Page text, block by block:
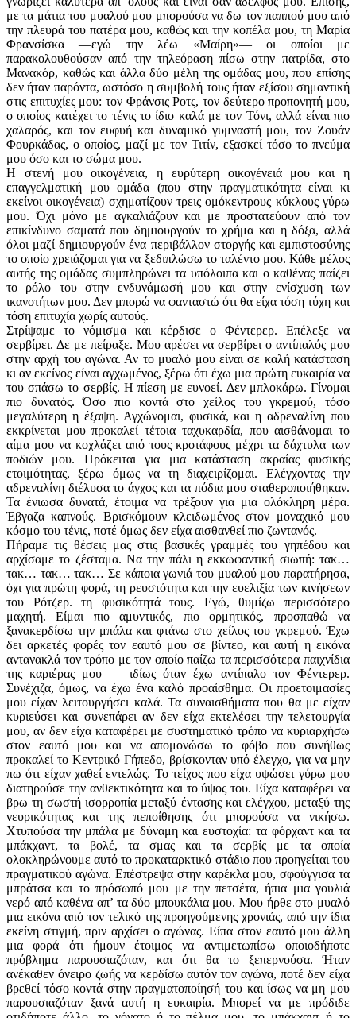
με τα μάτια του μυαλού μου μπορούσα να δω τον παππού μου από
την πλευρά του πατέρα μου, καθώς και την κοπέλα μου, τη Μαρία
Φρανσίσκα —εγώ την λέω «Μαίρη»— οι οποίοι με
παρακολουθούσαν από την τηλεόραση πίσω στην πατρίδα, στο
Μανακόρ, καθώς και άλλα δύο μέλη της ομάδας μου, που επίσης
δεν ήταν παρόντα, ωστόσο η συμβολή τους ήταν εξίσου σημαντική
στις επιτυχίες μου: τον Φράνσις Ροτς, τον δεύτερο προπονητή μου,
ο οποίος κατέχει το τένις το ίδιο καλά με τον Τόνι, αλλά είναι πιο
χαλαρός, και τον ευφυή και δυναμικό γυμναστή μου, τον Ζουάν
Φουρκάδας, ο οποίος, μαζί με τον Τιτίν, εξασκεί τόσο το πνεύμα
μου όσο και το σώμα μου.
Η στενή μου οικογένεια, η ευρύτερη οικογένειά μου και η
επαγγελματική μου ομάδα (που στην πραγματικότητα είναι κι
εκείνοι οικογένεια) σχηματίζουν τρεις ομόκεντρους κύκλους γύρω
μου. Όχι μόνο με αγκαλιάζουν και με προστατεύουν από τον
επικίνδυνο σαματά που δημιουργούν το χρήμα και η δόξα, αλλά
όλοι μαζί δημιουργούν ένα περιβάλλον στοργής και εμπιστοσύνης
το οποίο χρειάζομαι για να ξεδιπλώσω το ταλέντο μου. Κάθε μέλος
αυτής της ομάδας συμπληρώνει τα υπόλοιπα και ο καθένας παίζει
το ρόλο του στην ενδυνάμωσή μου και στην ενίσχυση των
ικανοτήτων μου. Δεν μπορώ να φανταστώ ότι θα είχα τόση τύχη και
τόση επιτυχία χωρίς αυτούς.
Στρίψαμε το νόμισμα και κέρδισε ο Φέντερερ. Επέλεξε να
σερβίρει. Δε με πείραξε. Μου αρέσει να σερβίρει ο αντίπαλός μου
στην αρχή του αγώνα. Αν το μυαλό μου είναι σε καλή κατάσταση
κι αν εκείνος είναι αγχωμένος, ξέρω ότι έχω μια πρώτη ευκαιρία να
του σπάσω το σερβίς. Η πίεση με ευνοεί. Δεν μπλοκάρω. Γίνομαι
πιο δυνατός. Όσο πιο κοντά στο χείλος του γκρεμού, τόσο
μεγαλύτερη η έξαψη. Αγχώνομαι, φυσικά, και η αδρεναλίνη που
εκκρίνεται μου προκαλεί τέτοια ταχυκαρδία, που αισθάνομαι το
αίμα μου να κοχλάζει από τους κροτάφους μέχρι τα δάχτυλα των
ποδιών μου. Πρόκειται για μια κατάσταση ακραίας φυσικής
ετοιμότητας, ξέρω όμως να τη διαχειρίζομαι. Ελέγχοντας την
αδρεναλίνη διέλυσα το άγχος και τα πόδια μου σταθεροποιήθηκαν.
Τα ένιωσα δυνατά, έτοιμα να τρέξουν για μια ολόκληρη μέρα.
Έβγαζα καπνούς. Βρισκόμουν κλειδωμένος στον μοναχικό μου
κόσμο του τένις, ποτέ όμως δεν είχα αισθανθεί πιο ζωντανός.
Πήραμε τις θέσεις μας στις βασικές γραμμές του γηπέδου και
αρχίσαμε το ζέσταμα. Να την πάλι η εκκωφαντική σιωπή: τακ…
τακ… τακ… τακ… Σε κάποια γωνιά του μυαλού μου παρατήρησα,
όχι για πρώτη φορά, τη ρευστότητα και την ευελιξία των κινήσεων
του Ρότζερ. τη φυσικότητά τους. Εγώ, θυμίζω περισσότερο
μαχητή. Είμαι πιο αμυντικός, πιο ορμητικός, προσπαθώ να
ξανακερδίσω την μπάλα και φτάνω στο χείλος του γκρεμού. Έχω
δει αρκετές φορές τον εαυτό μου σε βίντεο, και αυτή η εικόνα
αντανακλά τον τρόπο με τον οποίο παίζω τα περισσότερα παιχνίδια
της καριέρας μου — ιδίως όταν έχω αντίπαλο τον Φέντερερ.
Συνέχιζα, όμως, να έχω ένα καλό προαίσθημα. Οι προετοιμασίες
μου είχαν λειτουργήσει καλά. Τα συναισθήματα που θα με είχαν
κυριεύσει και συνεπάρει αν δεν είχα εκτελέσει την τελετουργία
μου, αν δεν είχα καταφέρει με συστηματικό τρόπο να κυριαρχήσω
στον εαυτό μου και να απομονώσω το φόβο που συνήθως
προκαλεί το Κεντρικό Γήπεδο, βρίσκονταν υπό έλεγχο, για να μην
πω ότι είχαν χαθεί εντελώς. Το τείχος που είχα υψώσει γύρω μου
διατηρούσε την ανθεκτικότητα και το ύψος του. Είχα καταφέρει να
βρω τη σωστή ισορροπία μεταξύ έντασης και ελέγχου, μεταξύ της
νευρικότητας και της πεποίθησης ότι μπορούσα να νικήσω.
Χτυπούσα την μπάλα με δύναμη και ευστοχία: τα φόρχαντ και τα
μπάκχαντ, τα βολέ, τα σμας και τα σερβίς με τα οποία
ολοκληρώνουμε αυτό το προκαταρκτικό στάδιο που προηγείται του
πραγματικού αγώνα. Επέστρεψα στην καρέκλα μου, σφούγγισα τα
μπράτσα και το πρόσωπό μου με την πετσέτα, ήπια μια γουλιά
νερό από καθένα απ’ τα δύο μπουκάλια μου. Μου ήρθε στο μυαλό
μια εικόνα από τον τελικό της προηγούμενης χρονιάς, από την ίδια
εκείνη στιγμή, πριν αρχίσει ο αγώνας. Είπα στον εαυτό μου άλλη
μια φορά ότι ήμουν έτοιμος να αντιμετωπίσω οποιοδήποτε
πρόβλημα παρουσιαζόταν, και ότι θα το ξεπερνούσα. Ήταν
ανέκαθεν όνειρο ζωής να κερδίσω αυτόν τον αγώνα, ποτέ δεν είχα
βρεθεί τόσο κοντά στην πραγματοποίησή του και ίσως να μη μου
παρουσιαζόταν ξανά αυτή η ευκαιρία. Μπορεί να με πρόδιδε